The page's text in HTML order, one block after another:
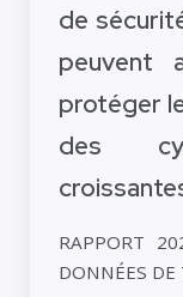
de
peuvent
protéger
des
RAPPORT
DONNÉES DE